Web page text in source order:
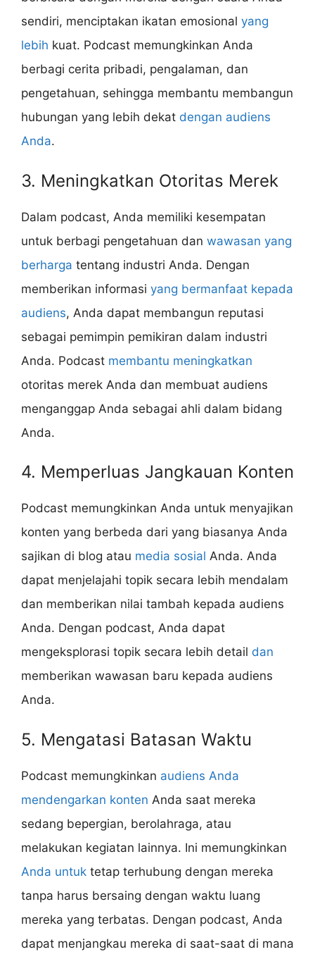
sendiri, menciptakan ikatan emosional yang
lebih kuat. Podcast memungkinkan Anda
berbagi cerita pribadi, pengalaman, dan
pengetahuan, sehingga membantu membangun
hubungan yang lebih dekat dengan audiens
Anda.
3. Meningkatkan Otoritas Merek
Dalam podcast, Anda memiliki kesempatan
untuk berbagi pengetahuan dan wawasan yang
berharga tentang industri Anda. Dengan
memberikan informasi yang bermanfaat kepada
audiens, Anda dapat membangun reputasi
sebagai pemimpin pemikiran dalam industri
Anda. Podcast membantu meningkatkan
otoritas merek Anda dan membuat audiens
menganggap Anda sebagai ahli dalam bidang
Anda.
4. Memperluas Jangkauan Konten
Podcast memungkinkan Anda untuk menyajikan
konten yang berbeda dari yang biasanya Anda
sajikan di blog atau media sosial Anda. Anda
dapat menjelajahi topik secara lebih mendalam
dan memberikan nilai tambah kepada audiens
Anda. Dengan podcast, Anda dapat
mengeksplorasi topik secara lebih detail dan
memberikan wawasan baru kepada audiens
Anda.
5. Mengatasi Batasan Waktu
Podcast memungkinkan audiens Anda
mendengarkan konten Anda saat mereka
sedang bepergian, berolahraga, atau
melakukan kegiatan lainnya. Ini memungkinkan
Anda untuk tetap terhubung dengan mereka
tanpa harus bersaing dengan waktu luang
mereka yang terbatas. Dengan podcast, Anda
dapat menjangkau mereka di saat-saat di mana